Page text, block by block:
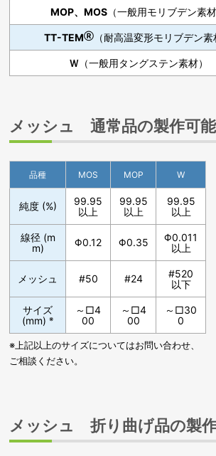
MOP、MOS（一般用モリブデン素材
TT-TEMⓇ（耐高温変形モリブデン素
Ｗ （一般用タングステン素材）
メッシュ 通常品の製作可能
品種 MOS MOP W
純度 (%)
99.95
以上
99.95
以上
99.95
以上
線径 (m
m)
Φ0.12 Φ0.35
Φ0.011
以上
メッシュ #50 #24
#520
以下
サイズ
(mm)※
～□4
00
～□4
00
～□30
0
※上記以上のサイズについてはお問い合わせ、
ご相談ください。
メッシュ 折り曲げ品の製